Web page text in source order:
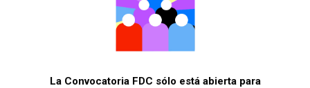
La Convocatoria FDC sólo está abierta para